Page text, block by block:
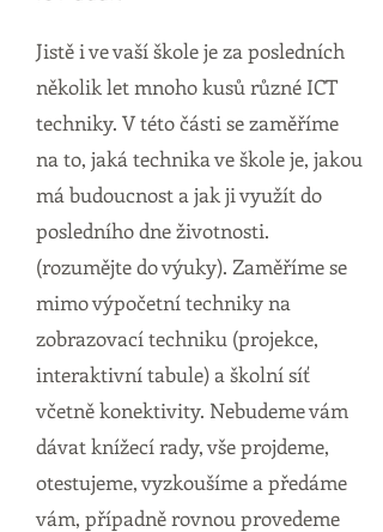
Jistě i ve vaší škole je za posledních
několik let mnoho kusů různé ICT
techniky. V této části se zaměříme
na to, jaká technika ve škole je, jakou
má budoucnost a jak ji využít do
posledního dne životnosti.
(rozumějte do výuky). Zaměříme se
mimo výpočetní techniky na
zobrazovací techniku (projekce,
interaktivní tabule) a školní síť
včetně konektivity. Nebudeme vám
dávat knížecí rady, vše projdeme,
otestujeme, vyzkoušíme a předáme
vám, případně rovnou provedeme